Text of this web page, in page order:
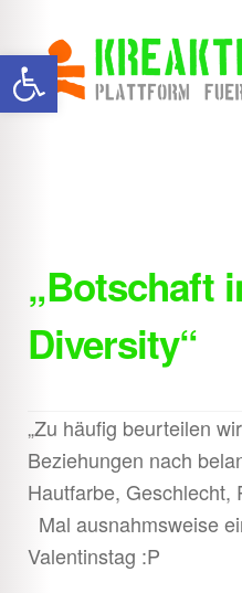
Werkzeugleiste öffnen Zur
Navigation
springen
Zum
Inhalt
springen
Howtos
Downloads
Shop
„Botschaft
Diversity“
„Zu häufig beurteilen
Beziehungen nach
Hautfarbe, Geschlecht,
Mal ausnahmsweise
Valentinstag :P